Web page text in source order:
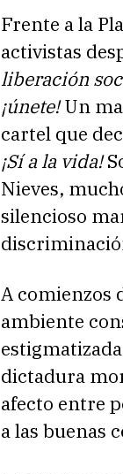
Frente a la
activistas
liberación
¡únete!Un
cartel que
¡Sí a la vida!
Nieves,
silencioso
A comienzos
ambiente
dictadura
afecto entre
a las buenas